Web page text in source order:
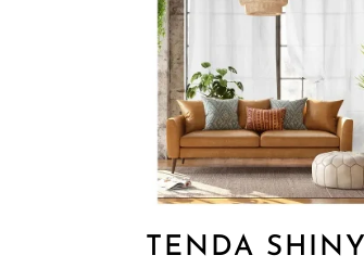
TENDA SHINY